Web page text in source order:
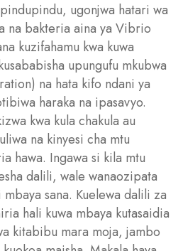
ugonjwa hatari wa
na bakteria aina ya Vibrio
kuzifahamu kwa kuwa
upungufu mkubwa
na hata kifo ndani ya
haraka na ipasavyo.
kwa kula chakula au
na kinyesi cha mtu
hawa. Ingawa si kila mtu
dalili, wale wanaozipata
sana. Kuelewa dalili za
hali kuwa mbaya kutasaidia
kitabibu mara moja, jambo